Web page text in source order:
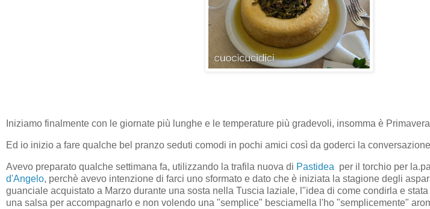
Iniziamo finalmente con le giornate più lunghe e le temperature più gradevoli, insomma è
Ed io inizio a fare qualche bel pranzo seduti comodi in pochi amici così da goderci la
Avevo preparato qualche settimana fa, utilizzando la trafila nuova di Pastidea per il torchio per
d'Angelo, perchè avevo intenzione di farci uno sformato e dato che è iniziata la stagione degli
guanciale acquistato a Marzo durante una sosta nella Tuscia laziale, l"idea di come condirla e
una salsa per accompagnarlo e non volendo una "semplice" besciamella l'ho "semplicemente"